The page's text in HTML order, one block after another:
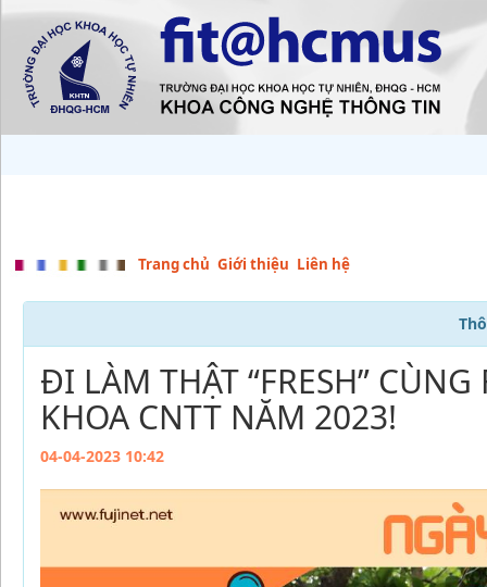
Trang chủ Giới thiệu Liên hệ
ĐI LÀM THẬT “FRESH”
KHOA CNTT NĂM 2023!
04-04-2023 10:42